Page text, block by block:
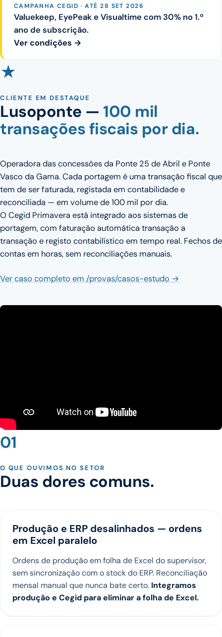
CAMPANHA CEGID · ATÉ 28 SET 2026
Valuekeep, EyePeak e Visualtime com 30% no 1.º
ano de subscrição.
Ver condições →
★
CLIENTE EM DESTAQUE
Lusoponte — 100 mil
transações fiscais por dia.
Operadora das concessões da Ponte 25 de Abril e Ponte
Vasco da Gama. Cada portagem é uma transação fiscal que
tem de ser faturada, registada em contabilidade e
reconciliada — em volume de 100 mil por dia.
O Cegid Primavera está integrado aos sistemas de
portagem, com faturação automática transação a
transação e registo contabilístico em tempo real. Fechos de
contas em horas, sem reconciliações manuais.
Ver caso completo em /provas/casos-estudo →
01
O QUE OUVIMOS NO SETOR
Duas dores comuns.
Produção e ERP desalinhados — ordens
em Excel paralelo
Ordens de produção em folha de Excel do supervisor,
sem sincronização com o stock do ERP. Reconciliação
mensal manual que nunca bate certo. Integramos
produção e Cegid para eliminar a folha de Excel.